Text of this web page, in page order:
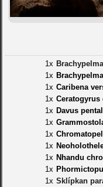
1x
1x
1x Caribena
1x Ceratogyrus
1x Davus
1x
1x
1x
1x Nhandu
1x
1x Sklípkan